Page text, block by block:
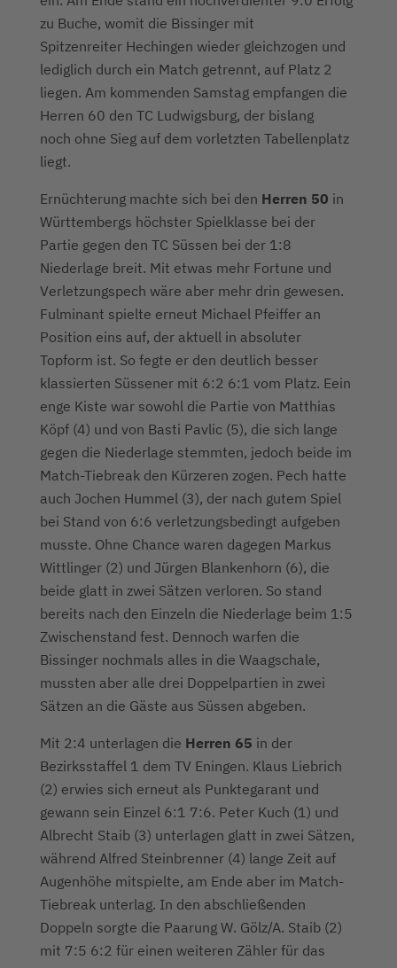
zu Buche, womit die Bissinger mit
Spitzenreiter Hechingen wieder gleichzogen und
lediglich durch ein Match getrennt, auf Platz 2
liegen. Am kommenden Samstag empfangen die
Herren 60 den TC Ludwigsburg, der bislang
noch ohne Sieg auf dem vorletzten Tabellenplatz
liegt.
Ernüchterung machte sich bei den Herren 50 in
Württembergs höchster Spielklasse bei der
Partie gegen den TC Süssen bei der 1:8
Niederlage breit. Mit etwas mehr Fortune und
Verletzungspech wäre aber mehr drin gewesen.
Fulminant spielte erneut Michael Pfeiffer an
Position eins auf, der aktuell in absoluter
Topform ist. So fegte er den deutlich besser
klassierten Süssener mit 6:2 6:1 vom Platz. Eein
enge Kiste war sowohl die Partie von Matthias
Köpf (4) und von Basti Pavlic (5), die sich lange
gegen die Niederlage stemmten, jedoch beide im
Match-Tiebreak den Kürzeren zogen. Pech hatte
auch Jochen Hummel (3), der nach gutem Spiel
bei Stand von 6:6 verletzungsbedingt aufgeben
musste. Ohne Chance waren dagegen Markus
Wittlinger (2) und Jürgen Blankenhorn (6), die
beide glatt in zwei Sätzen verloren. So stand
bereits nach den Einzeln die Niederlage beim 1:5
Zwischenstand fest. Dennoch warfen die
Bissinger nochmals alles in die Waagschale,
mussten aber alle drei Doppelpartien in zwei
Sätzen an die Gäste aus Süssen abgeben.
Mit 2:4 unterlagen die Herren 65 in der
Bezirksstaffel 1 dem TV Eningen. Klaus Liebrich
(2) erwies sich erneut als Punktegarant und
gewann sein Einzel 6:1 7:6. Peter Kuch (1) und
Albrecht Staib (3) unterlagen glatt in zwei Sätzen,
während Alfred Steinbrenner (4) lange Zeit auf
Augenhöhe mitspielte, am Ende aber im Match-
Tiebreak unterlag. In den abschließenden
Doppeln sorgte die Paarung W. Gölz/A. Staib (2)
mit 7:5 6:2 für einen weiteren Zähler für das